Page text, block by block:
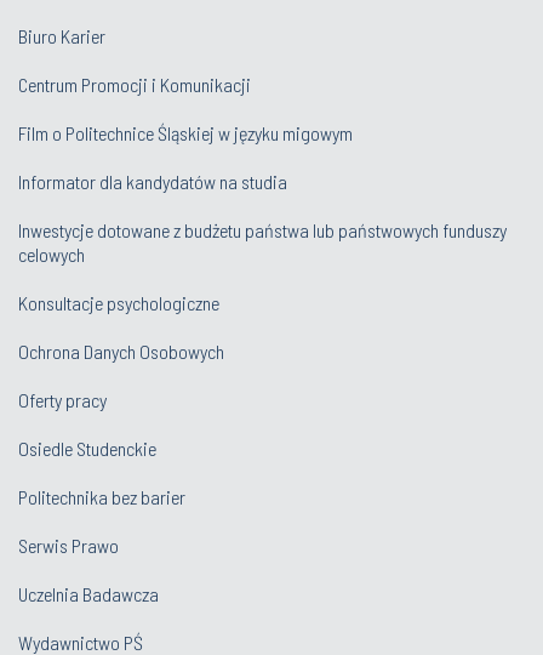
Biuro Karier
Centrum Promocji i Komunikacji
Film o Politechnice Śląskiej w języku migowym
Informator dla kandydatów na studia
Inwestycje dotowane z budżetu państwa lub państwowych funduszy
celowych
Konsultacje psychologiczne
Ochrona Danych Osobowych
Oferty pracy
Osiedle Studenckie
Politechnika bez barier
Serwis Prawo
Uczelnia Badawcza
Wydawnictwo PŚ